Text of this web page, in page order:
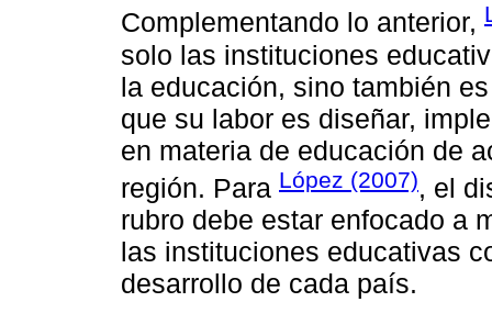
Complementando lo anterior,
solo las instituciones
la educación, sino también
que su labor es diseñar,
en materia de educación de
región. Para López (2007), el
rubro debe estar enfocado a
las instituciones educativas
desarrollo de cada país.